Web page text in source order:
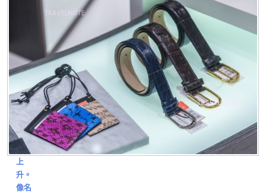
擇。
包包
東方
神起
使用
之後
人氣
上
升。
像名